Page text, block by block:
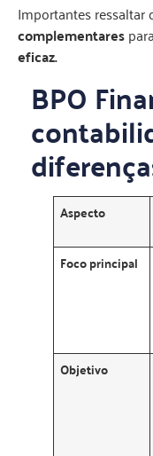
Importantes ressaltar
complementares
eficaz.
BPO
Aspecto
Foco principal
Objetivo